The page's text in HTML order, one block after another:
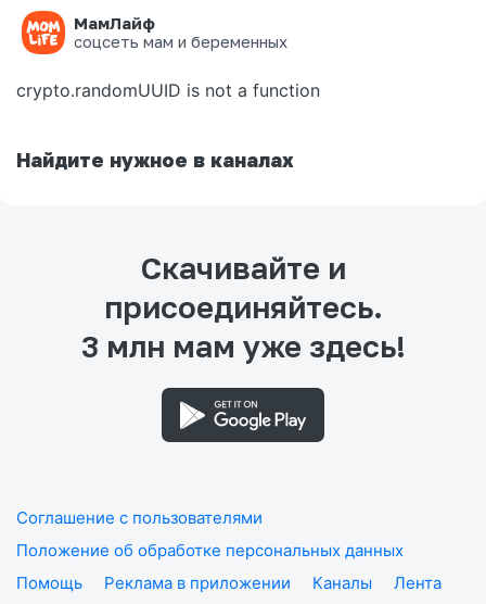
МамЛайф
соцсеть мам и беременных
Ошибка на странице
crypto.randomUUID is not a function
Найдите нужное в каналах
Скачивайте и
присоединяйтесь.
3 млн мам уже здесь!
Соглашение с пользователями
Положение об обработке персональных данных
Помощь
Реклама в приложении Каналы
Лента